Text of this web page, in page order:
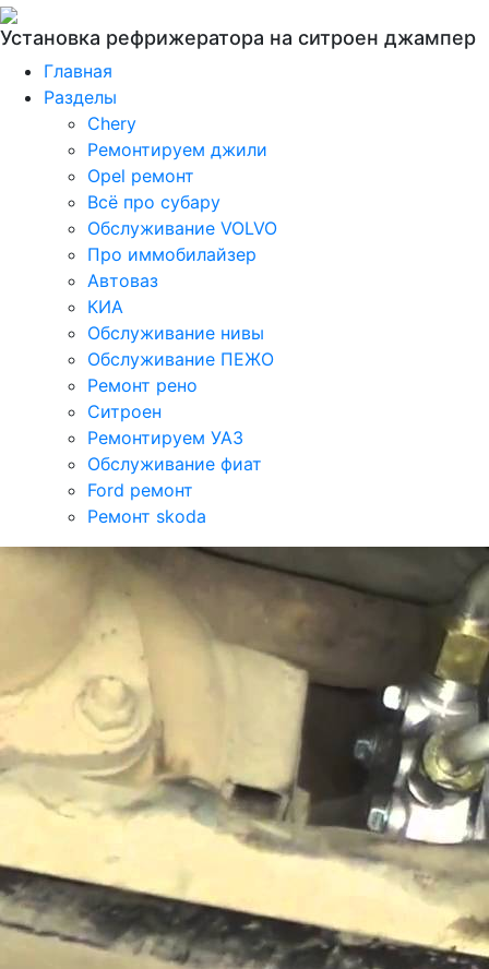
Установка рефрижератора на ситроен джампер
Главная
Разделы
Chery
Ремонтируем джили
Opel ремонт
Всё про субару
Обслуживание VOLVO
Про иммобилайзер
Автоваз
КИА
Обслуживание нивы
Обслуживание ПЕЖО
Ремонт рено
Ситроен
Ремонтируем УАЗ
Обслуживание фиат
Ford ремонт
Ремонт skoda